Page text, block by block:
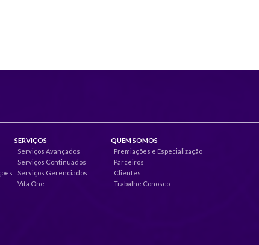
SERVIÇOS
Serviços Avançados
Serviços Continuados
Serviços Gerenciados
Vita One
QUEM SOMOS
Premiações e Especialização
Parceiros
Clientes
Trabalhe Conosco